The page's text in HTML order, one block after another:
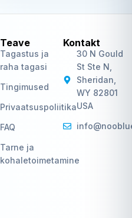
Teave
Tagastus ja
raha tagasi
Tingimused
Privaatsuspoliitika
FAQ
Tarne ja
kohaletoimetamine
Kontakt
30 N Gould
St Ste N,
Sheridan,
WY 82801
USA